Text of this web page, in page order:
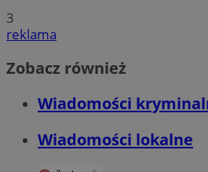
3
reklama
Zobacz również
Wiadomości
Wiadomości lokalne